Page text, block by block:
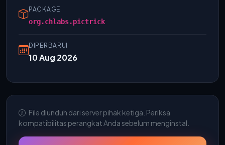
PACKAGE
org.chlabs.pictrick
DIPERBARUI
10 Aug 2026
File diunduh dari server pihak ketiga. Periksa
kompatibilitas perangkat Anda sebelum menginstal.